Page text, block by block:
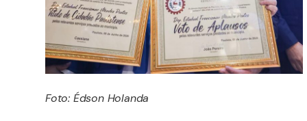
Foto: Édson Holanda